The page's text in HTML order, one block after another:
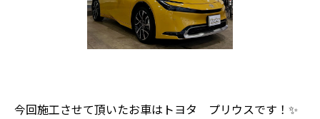
今回施工させて頂いたお車はトヨタ プリウスです！✨